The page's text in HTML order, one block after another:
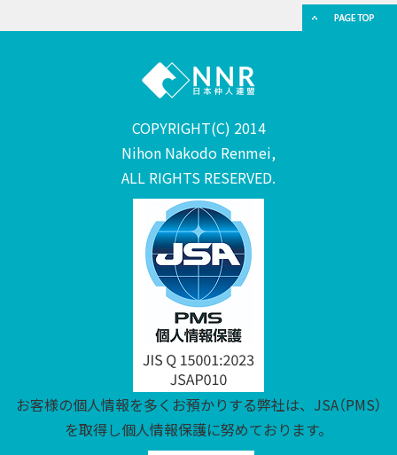
COPYRIGHT(C) 2014
Nihon Nakodo Renmei,
ALL RIGHTS RESERVED.
お客様の個人情報を多くお預かりする弊社は、JSA（PMS）
を取得し個人情報保護に努めております。